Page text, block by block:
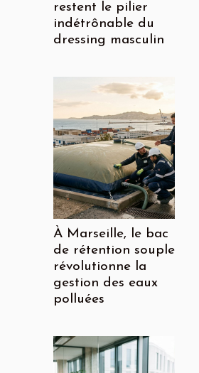
restent le pilier
indétrônable du
dressing masculin
À Marseille, le bac
de rétention souple
révolutionne la
gestion des eaux
polluées